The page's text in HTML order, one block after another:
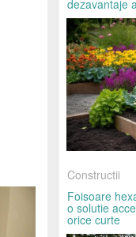
dezavantaje
Constructii
Foisoare
o solutie
orice curte